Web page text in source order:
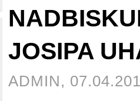
JOSIPA
ADMIN,